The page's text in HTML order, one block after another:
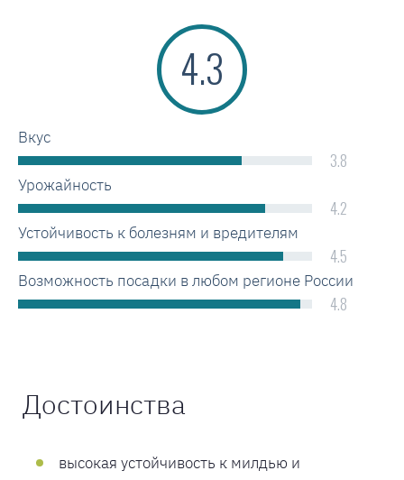
4.3
Вкус
3.8
Урожайность
4.2
Устойчивость к болезням и вредителям
4.5
Возможность посадки в любом регионе России
4.8
Достоинства
высокая устойчивость к милдью и